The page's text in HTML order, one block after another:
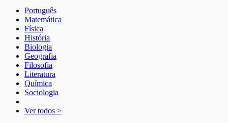
Português
Matemática
Física
História
Biologia
Geografia
Filosofia
Literatura
Química
Sociologia
Ver todos >